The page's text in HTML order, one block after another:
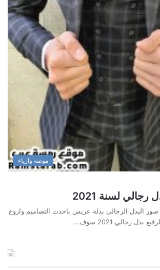
موضة وازياء
لسنة 2021
البدل الرجالي بدلة عريس باحدث التصاميم واروع
رجالي 2021 سوف…